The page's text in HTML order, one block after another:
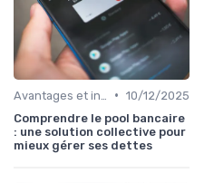
• 10/12/2025
Comprendre le pool bancaire
: une solution collective pour
mieux gérer ses dettes